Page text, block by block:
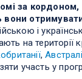
за кордоном,
вони
і
на
,
участь у